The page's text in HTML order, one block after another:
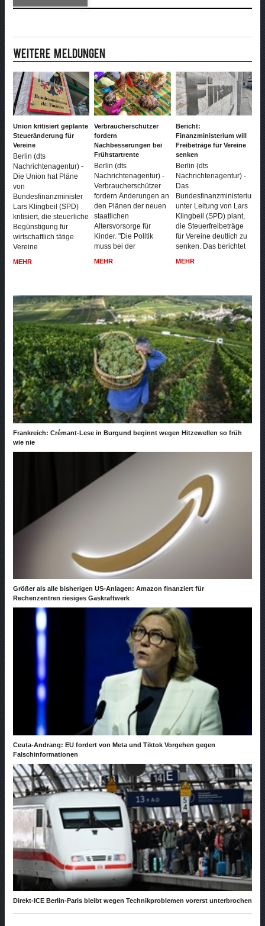
Weitere Meldungen
Union kritisiert geplante
Steueränderung für
Vereine
Berlin (dts
Nachrichtenagentur) -
Die Union hat Pläne
von
Bundesfinanzminister
Lars Klingbeil (SPD)
kritisiert, die steuerliche
Begünstigung für
wirtschaftlich tätige
Vereine
MEHR
Verbraucherschützer
fordern
Nachbesserungen bei
Frühstartrente
Berlin (dts
Nachrichtenagentur) -
Verbraucherschützer
fordern Änderungen an
den Plänen der neuen
staatlichen
Altersvorsorge für
Kinder. "Die Politik
muss bei der
MEHR
Bericht:
Finanzministerium will
Freibeträge für Vereine
senken
Berlin (dts
Nachrichtenagentur) -
Das
Bundesfinanzministerium
unter Leitung von Lars
Klingbeil (SPD) plant,
die Steuerfreibeträge
für Vereine deutlich zu
senken. Das berichtet
MEHR
Frankreich: Crémant-Lese in Burgund beginnt wegen Hitzewellen so früh
wie nie
Größer als alle bisherigen US-Anlagen: Amazon finanziert für
Rechenzentren riesiges Gaskraftwerk
Ceuta-Andrang: EU fordert von Meta und Tiktok Vorgehen gegen
Falschinformationen
Direkt-ICE Berlin-Paris bleibt wegen Technikproblemen vorerst unterbrochen